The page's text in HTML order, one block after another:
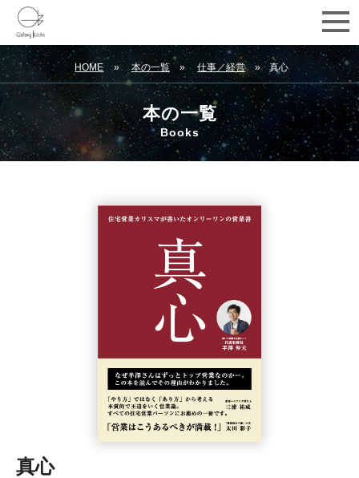
HOME 本の一覧 仕事／経営 真心
本の一覧
Books
真心